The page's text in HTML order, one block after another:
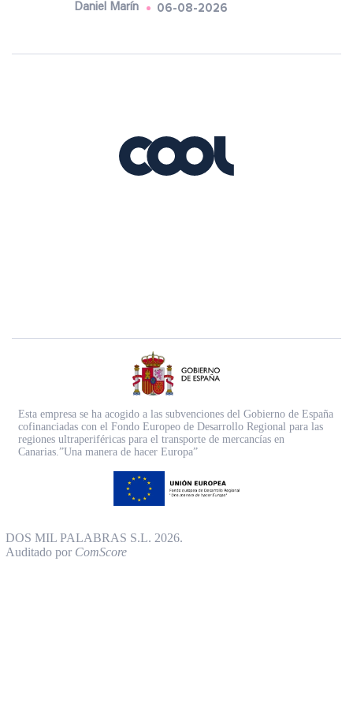
Daniel Marín 06-08-2026
Esta empresa se ha acogido a las subvenciones del Gobierno de España
cofinanciadas con el Fondo Europeo de Desarrollo Regional para las
regiones ultraperiféricas para el transporte de mercancías en
Canarias.”Una manera de hacer Europa”
DOS MIL PALABRAS S.L. 2026.
Auditado por ComScore